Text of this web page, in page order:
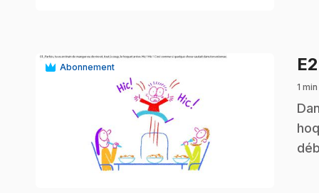
Abonnement E2
1
.